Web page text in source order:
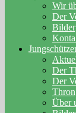
Wir
Der
Der
Der
Über